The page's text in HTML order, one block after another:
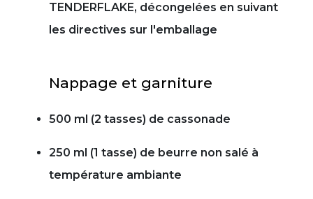
TENDERFLAKE, décongelées en suivant
les directives sur l'emballage
Nappage et garniture
500 ml (2 tasses) de cassonade
250 ml (1 tasse) de beurre non salé à
température ambiante